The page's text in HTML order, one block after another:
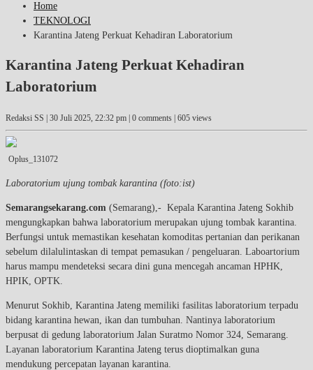
Home
TEKNOLOGI
Karantina Jateng Perkuat Kehadiran Laboratorium
Karantina Jateng Perkuat Kehadiran
Laboratorium
Redaksi SS | 30 Juli 2025, 22:32 pm | 0 comments | 605 views
Oplus_131072
Laboratorium ujung tombak karantina (foto:ist)
Semarangsekarang.com (Semarang),- Kepala Karantina Jateng Sokhib
mengungkapkan bahwa laboratorium merupakan ujung tombak karantina.
Berfungsi untuk memastikan kesehatan komoditas pertanian dan perikanan
sebelum dilalulintaskan di tempat pemasukan / pengeluaran. Laboartorium
harus mampu mendeteksi secara dini guna mencegah ancaman HPHK,
HPIK, OPTK.
Menurut Sokhib, Karantina Jateng memiliki fasilitas laboratorium terpadu
bidang karantina hewan, ikan dan tumbuhan. Nantinya laboratorium
berpusat di gedung laboratorium Jalan Suratmo Nomor 324, Semarang.
Layanan laboratorium Karantina Jateng terus dioptimalkan guna
mendukung percepatan layanan karantina.